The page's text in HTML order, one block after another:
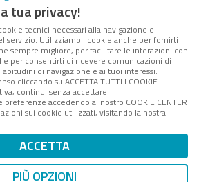
pubblicazione telematica iscritta
stampa del Tribunale di Roma -
2008 - Direttore resp. Michela
Stentella
soggetta a Direzione e
di Digital360 S.p.A. - FPA s.r.l.
per il sistema di management
IVA n. 10693191008 - R.E.A. Roma
1249791. ISP AWS
Mappa del sito
tua privacy!
tecnici necessari alla navigazione e
servizio. Utilizziamo i cookie anche per fornirti
sempre migliore, per facilitare le interazioni con
e per consentirti di ricevere comunicazioni di
di navigazione e ai tuoi interessi.
cliccando su ACCETTA TUTTI I COOKIE.
continui senza accettare.
accedendo al nostro COOKIE CENTER
sui cookie utilizzati, visitando la nostra
ACCETTA
PIÙ OPZIONI